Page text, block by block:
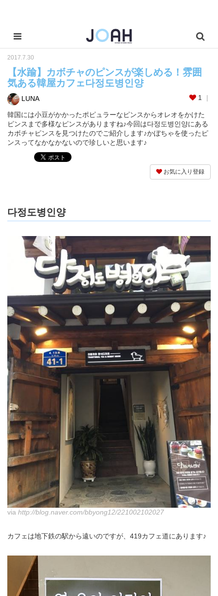
2017.7.30
【水踰】カボチャのピンスが楽しめる！雰囲
気ある韓屋カフェ다정도병인양
LUNA 1
韓国には小豆がかかったポピュラーなピンスからオレオをかけた
ピンスまで多様なピンスがありますね♪今回は다정도병인양にある
カボチャピンスを見つけたのでご紹介します♪かぼちゃを使ったピ
ンスってなかなかないので珍しいと思います♪
お気に入り登録
다정도병인양
via http://blog.naver.com/bbyong12/221002102027
カフェは地下鉄の駅から遠いのですが、419カフェ道にあります♪